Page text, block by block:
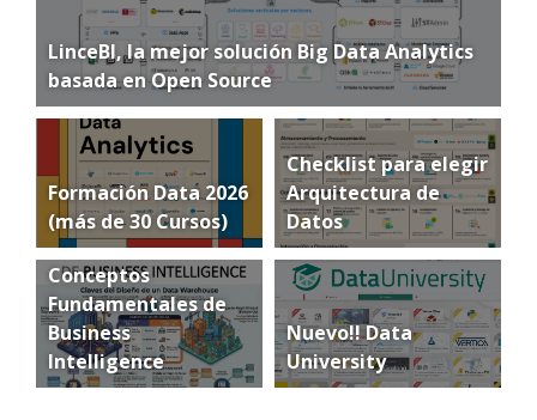
LinceBI, la mejor solución Big Data Analytics
basada en Open Source
Formación Data 2026
(más de 30 Cursos)
Checklist para elegir
Arquitectura de
Datos
Conceptos
Fundamentales de
Business
Intelligence
Nuevo!! Data
University